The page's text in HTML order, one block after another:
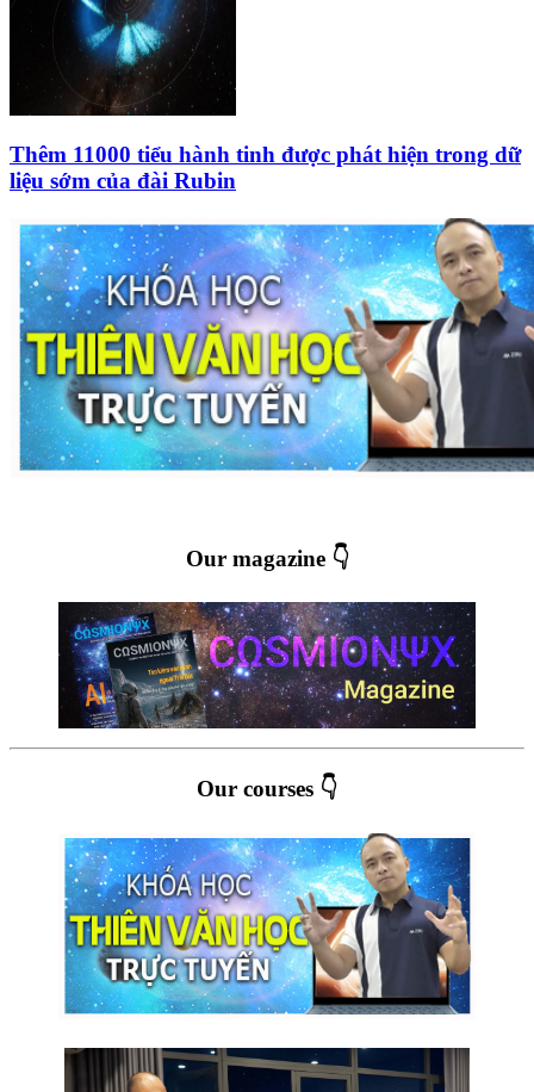
Thêm 11000 tiểu hành tinh được phát hiện trong dữ
liệu sớm của đài Rubin
Our magazine 👇
Our courses 👇